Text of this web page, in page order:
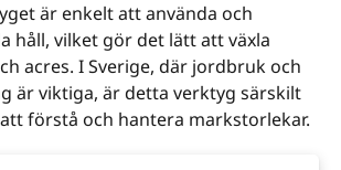
är enkelt att använda och
håll, vilket gör det lätt att växla
acres. I Sverige, där jordbruk och
är viktiga, är detta verktyg särskilt
förstå och hantera markstorlekar.